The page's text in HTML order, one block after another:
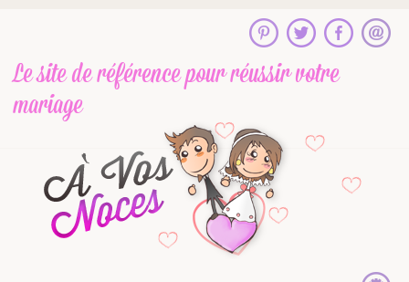
Le site de référencepour réussir votre
mariage